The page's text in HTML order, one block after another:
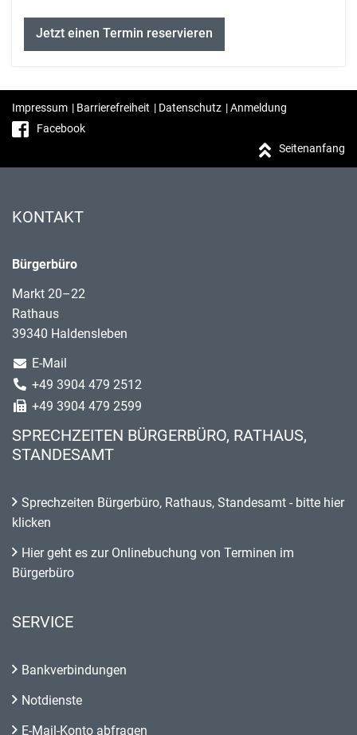
Jetzt einen Termin reservieren
Impressum | Barrierefreiheit | Datenschutz |Anmeldung
Facebook
Seitenanfang
KONTAKT
Bürgerbüro
Markt 20–22
Rathaus
39340 Haldensleben
E-Mail
+49 3904 479 2512
+49 3904 479 2599
SPRECHZEITEN BÜRGERBÜRO, RATHAUS,
STANDESAMT
Sprechzeiten Bürgerbüro, Rathaus, Standesamt - bitte hier
klicken
Hier geht es zur Onlinebuchung von Terminen im
Bürgerbüro
SERVICE
Bankverbindungen
Notdienste
E-Mail-Konto abfragen